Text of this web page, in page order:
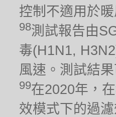
控制不適用於暖
98測試報告由
毒(H1N1,
風速。測試結
99在2020年，
效模式下的過濾